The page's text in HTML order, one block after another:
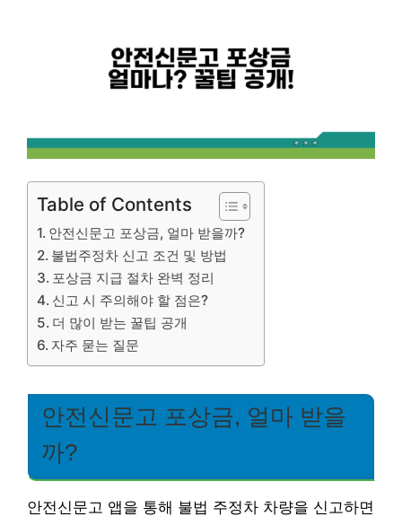
Table of Contents
안전신문고 포상금, 얼마 받을까?
불법주정차 신고 조건 및 방법
포상금 지급 절차 완벽 정리
신고 시 주의해야 할 점은?
더 많이 받는 꿀팁 공개
자주 묻는 질문
안전신문고 포상금, 얼마 받을
까?
안전신문고 앱을 통해 불법 주정차 차량을 신고하면